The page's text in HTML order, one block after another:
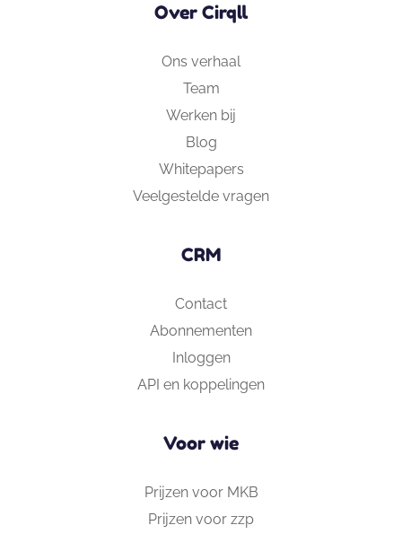
Over Cirqll
Ons verhaal
Team
Werken bij
Blog
Whitepapers
Veelgestelde vragen
CRM
Contact
Abonnementen
Inloggen
API en koppelingen
Voor wie
Prijzen voor MKB
Prijzen voor zzp